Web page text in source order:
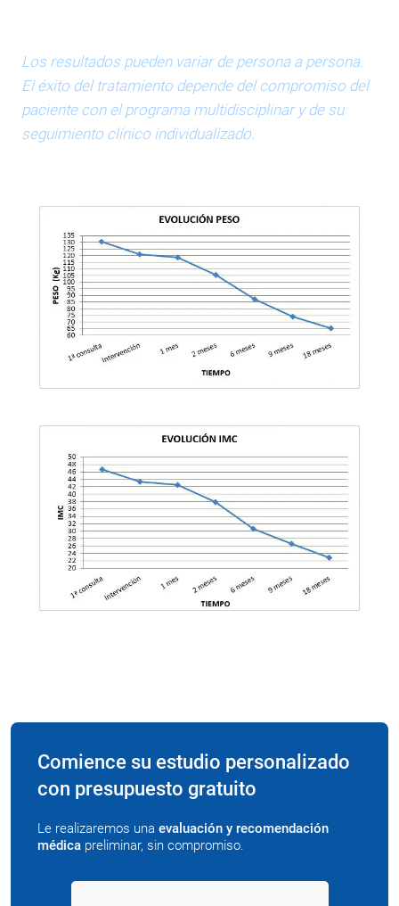
Los resultados pueden variar de persona a persona.
El éxito del tratamiento depende del compromiso del
paciente con el programa multidisciplinar y de su
seguimiento clínico individualizado.
Comience su estudio personalizado
con presupuesto gratuito
Le realizaremos una evaluación y recomendación
médica preliminar, sin compromiso.